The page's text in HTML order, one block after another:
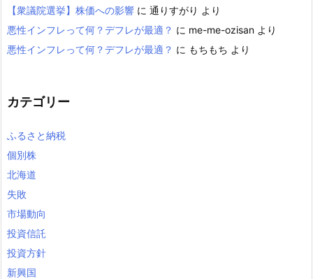
【衆議院選挙】株価への影響 に 通りすがり より
悪性インフレって何？デフレが最適？ に me-me-ozisan より
悪性インフレって何？デフレが最適？ に もちもち より
カテゴリー
ふるさと納税
個別株
北海道
失敗
市場動向
投資信託
投資方針
新興国